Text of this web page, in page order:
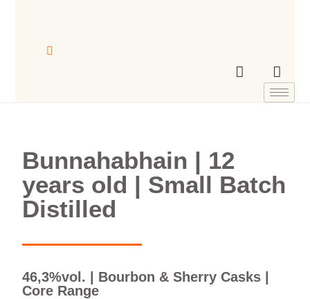
Bunnahabhain | 12
years old | Small Batch
Distilled
46,3%vol. | Bourbon & Sherry Casks |
Core Range